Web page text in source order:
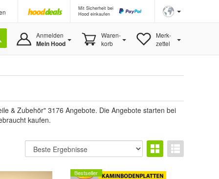
Mit Sicherheit bei
Hood einkaufen
Anmelden
Mein Hood
Waren-
korb
Merk-
zettel
& Zubehör" 3176 Angebote. Die Angebote starten bei
kaufen.
Bestseller